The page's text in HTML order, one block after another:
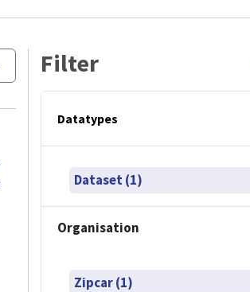
Filter
Datatypes
Dataset (1)
Organisation
Zipcar (1)